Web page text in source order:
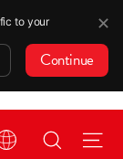
to your
Continue
✕
Search